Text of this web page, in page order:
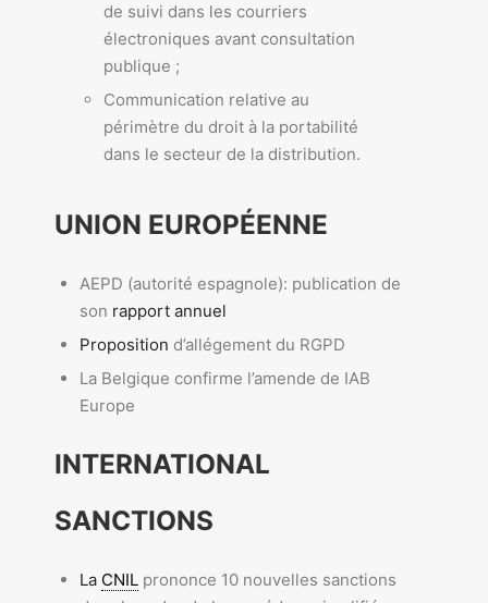
de suivi dans les courriers
électroniques avant consultation
publique ;
Communication relative au
périmètre du droit à la portabilité
dans le secteur de la distribution.
UNION EUROPÉENNE
AEPD (autorité espagnole): publication de
son rapport annuel
Proposition d’allégement du RGPD
La Belgique confirme l’amende de IAB
Europe
INTERNATIONAL
SANCTIONS
La CNILprononce 10 nouvelles sanctions